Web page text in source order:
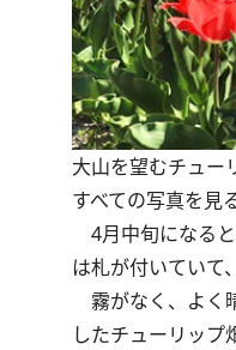
大山を望むチュー
すべての写真を見
4月中旬になる
は札が付いていて
霧がなく、よく
したチューリップ